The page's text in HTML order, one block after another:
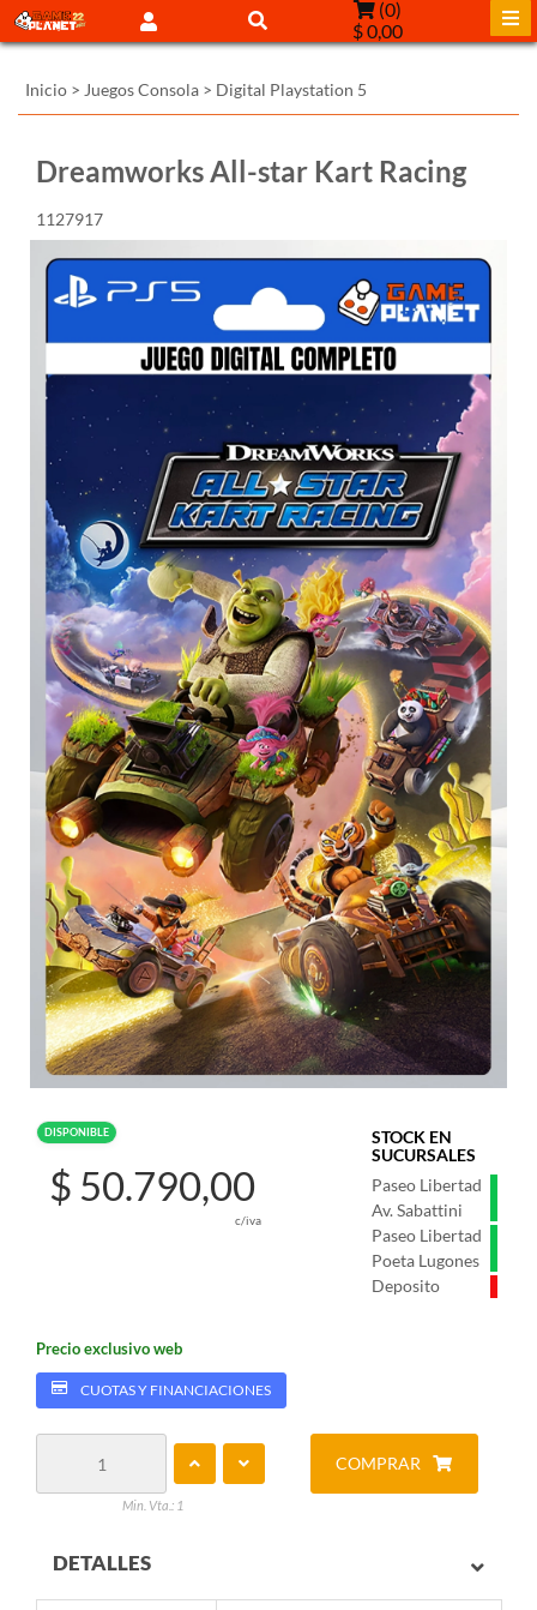
(0)
$ 0,00
Inicio > Juegos Consola > Digital Playstation 5
Dreamworks All-star Kart Racing
1127917
DISPONIBLE
STOCK EN
SUCURSALES
Paseo Libertad
Av. Sabattini
Paseo Libertad
Poeta Lugones
Deposito
$ 50.790,00
c/iva
Precio exclusivo web
CUOTAS Y FINANCIACIONES
Min. Vta.: 1
COMPRAR
DETALLES